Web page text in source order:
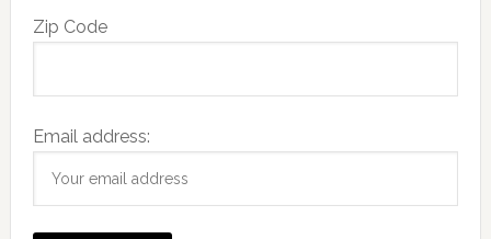
Zip Code
Email address: